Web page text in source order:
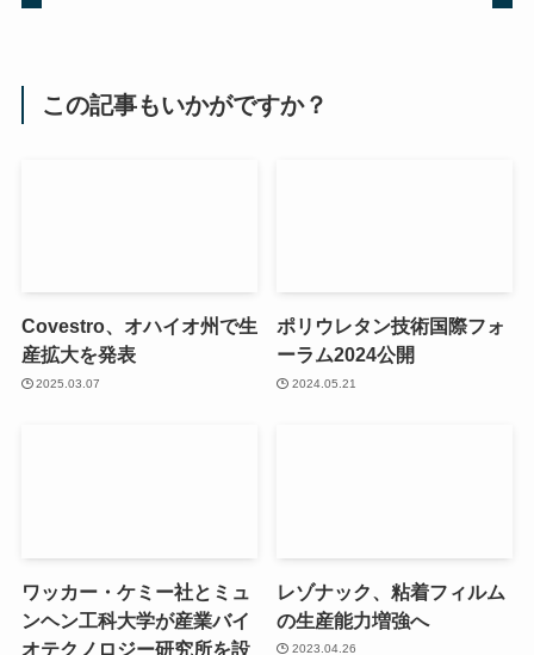
この記事もいかがですか？
Covestro、オハイオ州で生
産拡大を発表
2025.03.07
ポリウレタン技術国際フォ
ーラム2024公開
2024.05.21
ワッカー・ケミー社とミュ
ンヘン工科大学が産業バイ
オテクノロジー研究所を設
レゾナック、粘着フィルム
の生産能力増強へ
2023.04.26